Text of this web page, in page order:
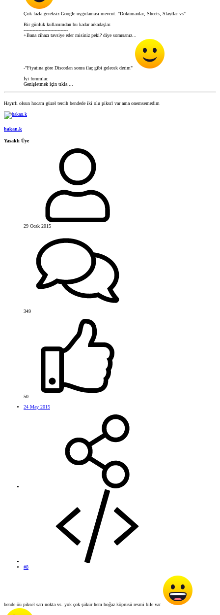
Çok fazla gereksiz Google uygulaması mevcut. "Dökümanlar, Sheets, Slaytlar vs"
Bir günlük kullanımdan bu kadar arkadaşlar.
------------------------------
+Bana cihazı tavsiye eder misiniz peki? diye sorarsanız...
-"Fiyatına göre Discodan sonra ilaç gibi gelecek derim"
İyi forumlar.
Genişletmek için tıkla ...
Hayırlı olsun hocam güzel tercih bendede iki olu piksrl var ama onemsemedim
hakan.k
Yasaklı Üye
29 Ocak 2015
349
50
24 May 2015
#8
bende öü piksel sarı nokta vs. yok çok şükür hem boğaz köprüsü resmi bile var